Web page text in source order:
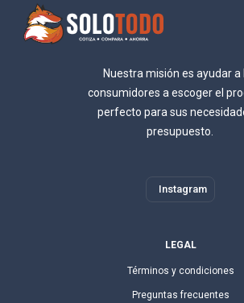
Nuestra misión es ayudar a
consumidores a escoger el
perfecto para sus
presupuesto.
Instagram
LEGAL
Términos y condiciones
Preguntas frecuentes